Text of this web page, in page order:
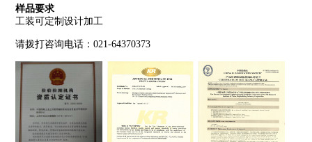
样品要求
工装可定制设计加工
请拨打咨询电话：021-64370373